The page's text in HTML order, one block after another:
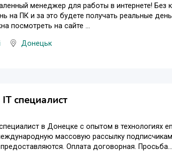
менеджер для работы в интернете!
на ПК и за это будете получать реальные
посмотреть на сайте ...
Донецьк
IT специалист
в Донецке с опытом в технологиях
массовую рассылку
Оплата договорная. Просьба...